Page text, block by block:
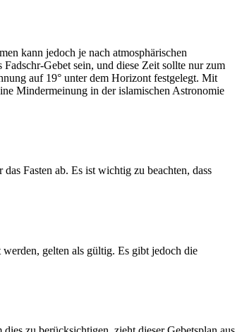
kann jedoch je nach atmosphärischen
Gebet sein, und diese Zeit sollte nur zum
auf 19° unter dem Horizont festgelegt. Mit
Mindermeinung in der islamischen Astronomie
Fasten ab. Es ist wichtig zu beachten, dass
gelten als gültig. Es gibt jedoch die